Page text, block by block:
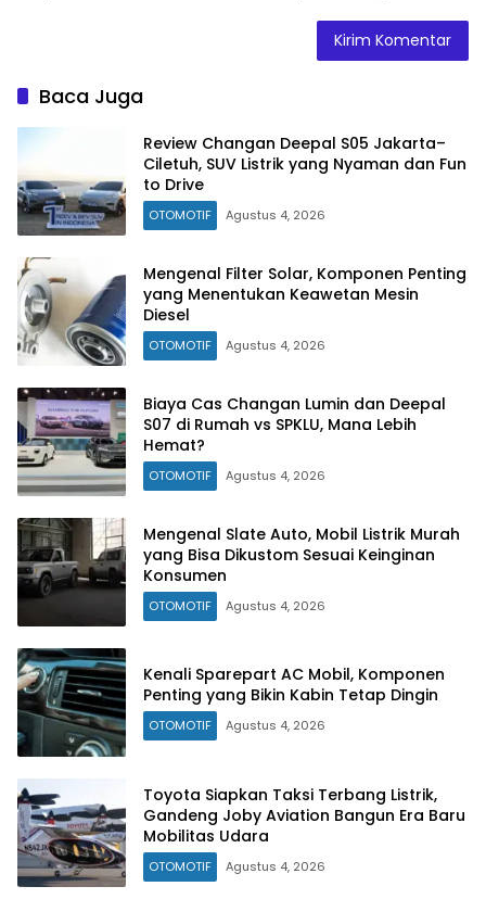
Baca Juga
Review Changan Deepal S05 Jakarta–
Ciletuh, SUV Listrik yang Nyaman dan Fun
to Drive
OTOMOTIF Agustus 4, 2026
Mengenal Filter Solar, Komponen Penting
yang Menentukan Keawetan Mesin
Diesel
OTOMOTIF Agustus 4, 2026
Biaya Cas Changan Lumin dan Deepal
S07 di Rumah vs SPKLU, Mana Lebih
Hemat?
OTOMOTIF Agustus 4, 2026
Mengenal Slate Auto, Mobil Listrik Murah
yang Bisa Dikustom Sesuai Keinginan
Konsumen
OTOMOTIF Agustus 4, 2026
Kenali Sparepart AC Mobil, Komponen
Penting yang Bikin Kabin Tetap Dingin
OTOMOTIF Agustus 4, 2026
Toyota Siapkan Taksi Terbang Listrik,
Gandeng Joby Aviation Bangun Era Baru
Mobilitas Udara
OTOMOTIF Agustus 4, 2026